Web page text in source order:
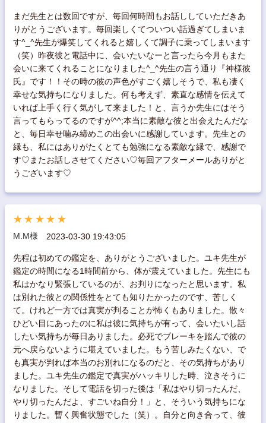
まだ先生とは数回ですが、毎回何時間もお話ししていただきあ
りがとうございます。毎回楽しくてついつい話過ぎてしまいま
す^_^先生が爆笑してくれると嬉しくて調子に乗ってしまいます
（笑）昨夜彼と電話中に、会いたいなーと言ったら今月もまた
会いに来てくれることになりました^_^先生の言う通り『神様彼
氏』です！！その時の彼の声色がすごく嬉しそうで、私も凄く
幸せな気持ちになりました。何も考えず、素直な感情を伝えて
いれば上手く行く気がして来ました！と、言うか先生にはそう
言ってもらってるのですが^^;本当に素敵な彼と出会えたんだな
と、毎日幸せ噛み締めこの出会いに感謝しています。先生との
縁も、私にはありがたくとても勉強になる素敵な縁で、感謝で
す♡またお話しさせてください♡毎回アフターメールありがと
うございます♡
★★★★★
M.M様 2023-03-30 19:43:05
先程は初めての鑑定を、ありがとうございました。ユキ先生が
鑑定の時間になる1時間前から、体が震えていました。先生にも
私はかなり緊張しているのが、お判りになったと思います。私
は別れた彼との関係性をとても知りたかったのです、苦しく
て。けれど一方では真実が判ることが怖くもありました。散々
ひどい目にあったのに私は彼に気持ちが有って、会いたいし話
したい気持ちが毎日ありました。必死でブレーキを踏んで彼の
元へ戻らないように堪えていました。もう苦しみたくない、で
も真実が判れば本当のお別れになるのだと、その気持ちがあり
ました。ユキ先生の鑑定で真実がハッキリした時、泣きそうに
なりました。そして電話を切った後は「私はやり切ったんだ、
やり切ったんだよ、すごいね自分！」と、そういう気持ちにな
りました。暫く興奮状態でした（笑）。自分と向き合って、彼